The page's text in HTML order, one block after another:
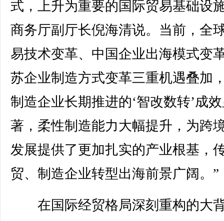
式，上升为重要的国际贸易基础设
商务厅副厅长倪海清说。当前，全
易技术变革、中国企业出海模式变
苏企业制造方式变革三重机遇叠加
制造企业长期推进的‘智改数转’成
著，柔性制造能力大幅提升，为跨
发展提供了更加扎实的产业根基，
贸、制造企业转型出海前景广阔。”
在国际经贸格局深刻重构的大